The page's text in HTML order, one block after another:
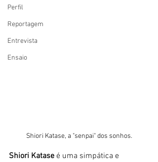
Perfil
Reportagem
Entrevista
Ensaio
Shiori Katase, a "senpai" dos sonhos.
Shiori Katase é uma simpática e